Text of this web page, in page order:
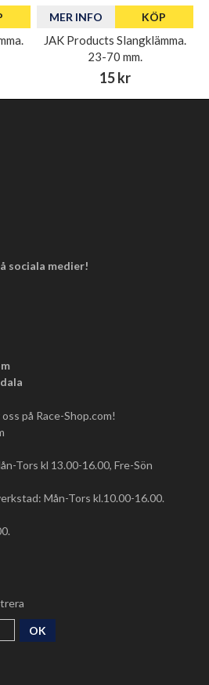
MER INFO KÖP
JAK Products Slangklämma.
23-70 mm.
15 kr
sociala medier!
på Race-Shop.com!
Tors kl 13.00-16.00, Fre-Sön
Mån-Tors kl.10.00-16.00.
OK